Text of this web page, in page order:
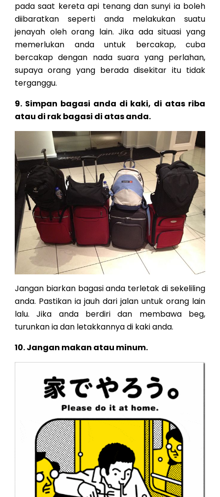
pada saat kereta api tenang dan sunyi ia boleh
diibaratkan seperti anda melakukan suatu
jenayah oleh orang lain. Jika ada situasi yang
memerlukan anda untuk bercakap, cuba
bercakap dengan nada suara yang perlahan,
supaya orang yang berada disekitar itu tidak
terganggu.
9. Simpan bagasi anda di kaki, di atas riba
atau di rak bagasi di atas anda.
Jangan biarkan bagasi anda terletak di sekeliling
anda. Pastikan ia jauh dari jalan untuk orang lain
lalu. Jika anda berdiri dan membawa beg,
turunkan ia dan letakkannya di kaki anda.
10. Jangan makan atau minum.